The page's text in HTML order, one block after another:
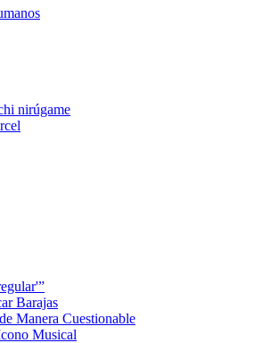
nirúgame
Barajas
Manera Cuestionable
Musical